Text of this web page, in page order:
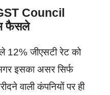
Council
फैसले
12% जीएसटी रेट को
इसका असर सिर्फ
वाली कंपनियों पर ही